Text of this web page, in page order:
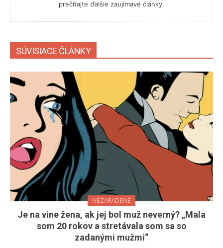
prečítajte ďalšie zaujímavé články.
SÚVISIACE ČLÁNKY
NEZARADENÉ
Je na vine žena, ak jej bol muž neverný? „Mala
som 20 rokov a stretávala som sa so
zadanými mužmi“